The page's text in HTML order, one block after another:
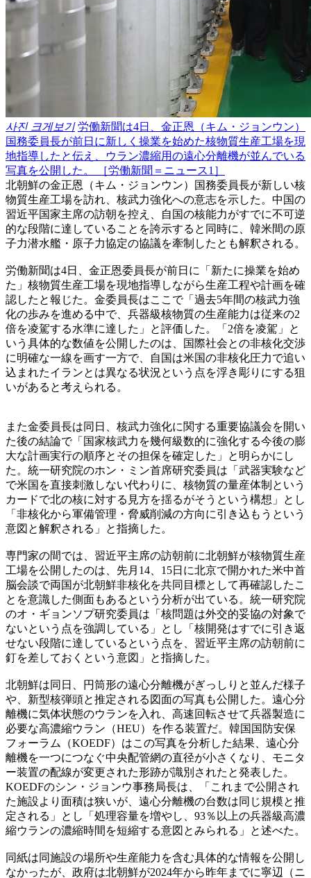
사진 크게보기 労働新聞は4日、金正恩（キム・ジョンウン）
国務委員長が前日に新しく操業を始めた核物質生産工場を現
地指導したと伝え、ウラン濃縮用の遠心分離機が並んでいる
写真を公開した。 ［労働新聞＝ニュース1］
北朝鮮の金正恩（キム・ジョンウン）国務委員長が新しい核
物質生産工場を訪れ、核武力強化への意志を示した。中国の
習近平国家主席の訪朝を控え、自国の核能力がすでに不可逆
的な段階に達していることを誇示すると同時に、韓米間の原
子力潜水艦・原子力協定の協議を牽制したとも解釈される。
労働新聞は4日、金正恩委員長が前日に「新たに操業を始め
た」核物質生産工場を現地指導しながら生産工程や計画を確
認したと報じた。金委員長はここで「過去5年間の核武力強
化の歩みを進める中で、兵器級核物質の生産能力は従来の2
倍を凌駕する水準に達した」と評価した。「2倍を凌駕」と
いう具体的な数値を公開したのは、国際社会との非核化交渉
に明確な一線を画す一方で、自国は米国の非核化圧力で追い
込まれたイランとは異なる状況という点を浮き彫りにする狙
いがあると考えられる。
また金委員長は同日、核武力強化に関する重要協議会を開い
た後の結論で「国家核武力を幾何級数的に強化する今後の膨
大な計画実行の順序とその担保を確定した」と明らかにし
た。統一研究院のホン・ミン首席研究委員は「武器実験など
で米国を直接刺激しない代わりに、核物質の量産体制という
カードで北の核に対する見方を揺るがそうという構想」とし
「非核化から軍備管理・脅威削減の方向に引き込もうという
意図と解釈される」と指摘した。
専門家の間では、習近平主席の訪朝前に北朝鮮が核物質生産
工場を公開したのは、先月14、15日に北京で開かれた米中首
脳会談で両国が北朝鮮非核化を共同目標として再確認したこ
とを意識した側面もあるという分析が出ている。統一研究院
のオ・ギョンソプ研究委員は「核問題は外交的妥協の対象で
ないという点を強調している」とし「核開発はすでに引き返
せない段階に達しているという点を、習近平主席の訪朝前に
釘を差しておくという意図」と指摘した。
北朝鮮は同日、円筒形の遠心分離機がぎっしりと並んだ様子
や、新型核弾頭と推定される図面の写真も公開した。遠心分
離機に気体状態のウランを入れ、高速回転させて兵器製造に
必要な高濃縮ウラン（HEU）を作る装置だ。韓国国防安保
フォーラム（KOEDF）はこの写真を分析した結果、遠心分
離機を一つにつなぐ中央配管網の直径が小さくなり、モニタ
ー装置の配線が変更された形跡が識別されたと発表した。
KOEDFのシン・ジョンウ事務局長は、「これまで公開され
た施設より面積は狭いが、遠心分離機の台数は同じ規模と推
定される」とし「処理容量を増やし、93％以上の兵器級高濃
縮ウランの濃縮時間を短縮する意図とみられる」と述べた。
同紙は同施設の場所や生産能力を含む具体的な情報を公開し
なかったが、政府は北朝鮮が2024年から昨年までに寧辺（ニ